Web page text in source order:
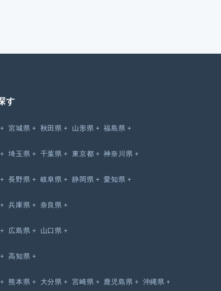
す
宮城県 秋田県 山形県 福島県
埼玉県 千葉県 東京都 神奈川県
長野県 岐阜県 静岡県 愛知県
兵庫県 奈良県
広島県 山口県
高知県
熊本県 大分県 宮崎県 鹿児島県 沖縄県